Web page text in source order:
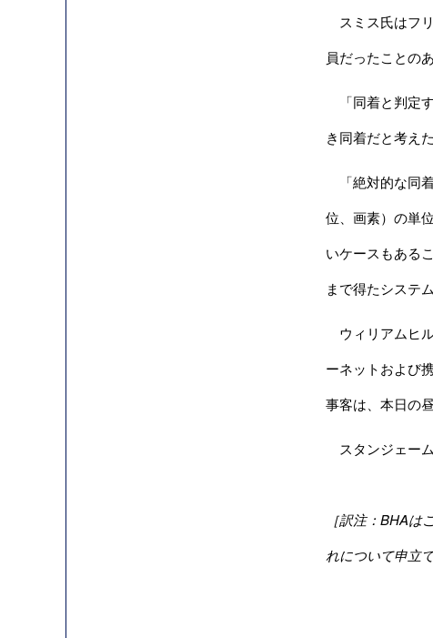
スミス氏はフ
員だったことの
「同着と判定
き同着だと考え
「絶対的な同
位、画素）の単
いケースもある
まで得たシステ
ウィリアムヒ
ーネットおよび
事客は、本日の
スタンジェー
［訳注：BHA
れについて申立